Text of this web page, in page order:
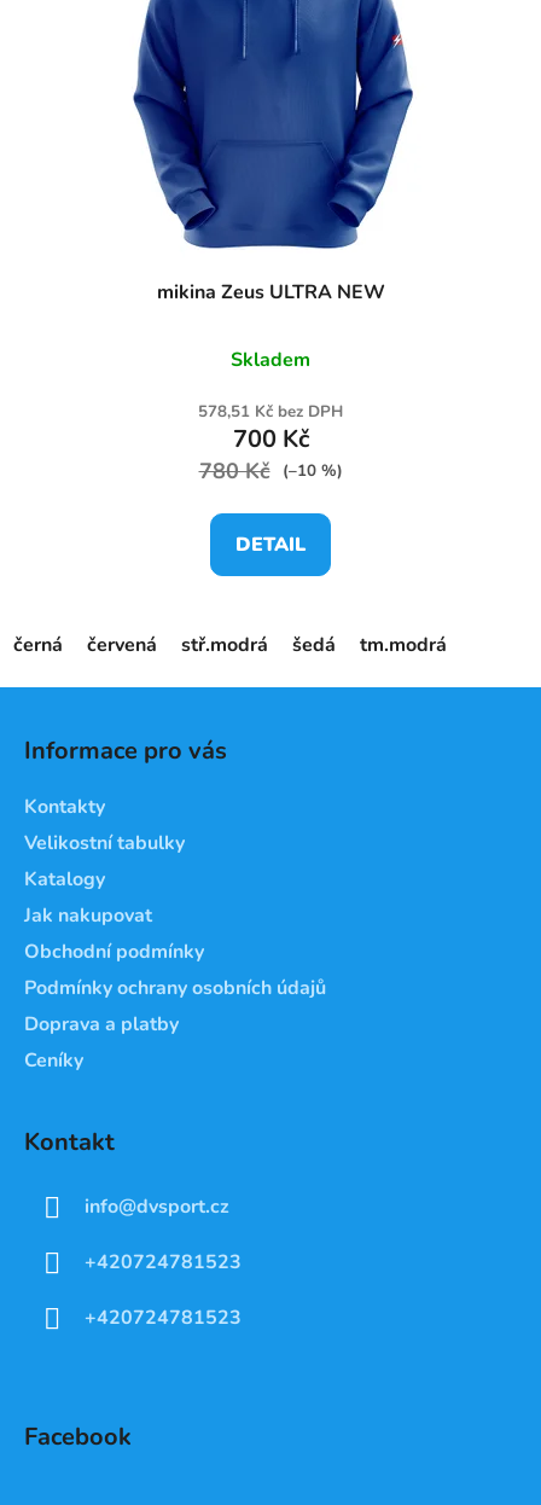
mikina Zeus ULTRA NEW
Skladem
578,51 Kč bez DPH
700 Kč
780 Kč (–10 %)
DETAIL
černá červená stř.modrá šedá tm.modrá
Informace pro vás
Kontakty
Velikostní tabulky
Katalogy
Jak nakupovat
Obchodní podmínky
Podmínky ochrany osobních údajů
Doprava a platby
Ceníky
Kontakt
info@dvsport.cz
+420724781523
+420724781523
Facebook